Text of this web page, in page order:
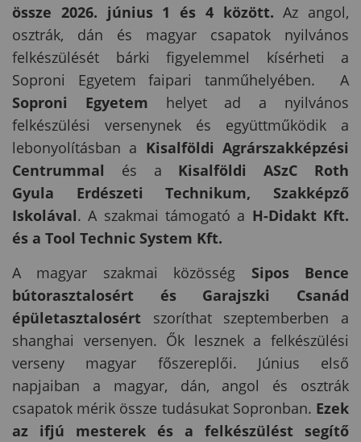
össze 2026. június 1 és 4 között. Az angol,
osztrák, dán és magyar csapatok nyilvános
felkészülését bárki figyelemmel kísérheti a
Soproni Egyetem faipari tanműhelyében. A
Soproni Egyetem helyet ad a nyilvános
felkészülési versenynek és együttműködik a
lebonyolításban a Kisalföldi Agrárszakképzési
Centrummal és a Kisalföldi ASzC Roth
Gyula
Erdészeti Technikum, Szakképző
Iskolával. A szakmai támogató a H-Didakt Kft.
és a Tool Technic System Kft.
A magyar szakmai közösség Sipos Bence
bútorasztalosért és Garajszki Csanád
épületasztalosért szoríthat szeptemberben a
shanghai versenyen. Ők lesznek a felkészülési
verseny magyar főszereplői. Június első
napjaiban a magyar, dán, angol és osztrák
csapatok mérik össze tudásukat Sopronban. Ezek
az ifjú mesterek és a felkészülést segítő